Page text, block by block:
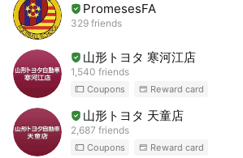
PromesesFA
329 friends
山形トヨタ 寒河江店
1,540 friends
Coupons Reward card
山形トヨタ 天童店
2,687 friends
Coupons Reward card